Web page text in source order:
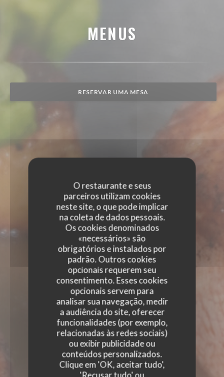
O restaurante e seus
parceiros utilizam cookies
neste site, o que pode implicar
na coleta de dados pessoais.
Os cookies denominados
«necessários» são
obrigatórios e instalados por
padrão. Outros cookies
opcionais requerem seu
consentimento. Esses cookies
opcionais servem para
analisar sua navegação, medir
a audiência do site, oferecer
funcionalidades (por exemplo,
relacionadas às redes sociais)
ou exibir publicidade ou
conteúdos personalizados.
Clique em 'OK, aceitar tudo',
MENUS
RESERVAR UMA MESA